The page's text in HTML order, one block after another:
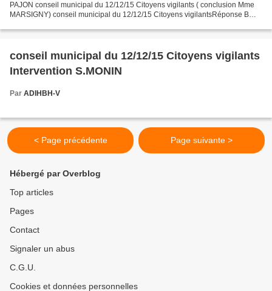
PAJON conseil municipal du 12/12/15 Citoyens vigilants ( conclusion Mme
MARSIGNY) conseil municipal du 12/12/15 Citoyens vigilantsRéponse B
conseil municipal du 12/12/15 Citoyens vigilants
Intervention S.MONIN
Par ADIHBH-V
< Page précédente Page suivante >
Hébergé par Overblog
Top articles
Pages
Contact
Signaler un abus
C.G.U.
Cookies et données personnelles